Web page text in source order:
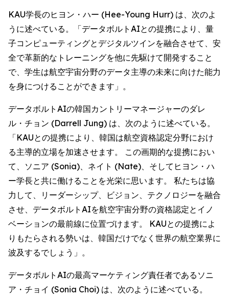
KAU学長のヒヨン・ハー (Hee-Young Hurr) は、次のよ
うに述べている。「データボルトAIとの提携により、量
子コンピューティングとデジタルツインを融合させて、安
全で革新的なトレーニングを他に先駆けて開発すること
で、学生は航空宇宙分野のデータ主導の未来に向けた能力
を身につけることができます」。
データボルトAIの韓国カントリーマネージャーのダレ
ル・チョン (Darrell Jung) は、次のように述べている。
「KAUとの提携により、韓国は航空資格認定分野におけ
る主導的立場を加速させます。 この画期的な提携におい
て、ソニア (Sonia)、ネイト (Nate)、そしてヒヨン・ハ
ー学長と共に働けることを光栄に思います。 私たちは協
力して、リーダーシップ、ビジョン、テクノロジーを融合
させ、データボルトAIを航空宇宙分野の資格認定とイノ
ベーションの最前線に位置づけます。 KAUとの提携によ
りもたらされる勢いは、韓国だけでなく世界の航空業界に
波及するでしょう」。
データボルトAIの最高マーケティング責任者であるソニ
ア・チョイ (Sonia Choi) は、次のように述べている。